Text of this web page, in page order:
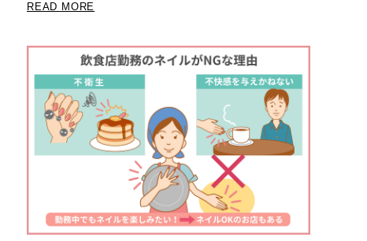
READ MORE